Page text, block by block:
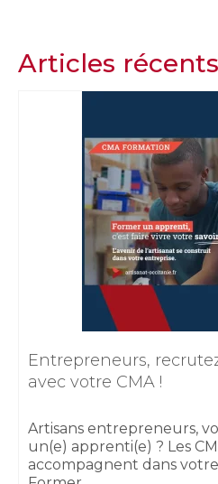
Articles récents
Entrepreneurs,
avec votre CMA !
Artisans entrepreneurs,
un(e) apprenti(e) ? Les
accompagnent dans